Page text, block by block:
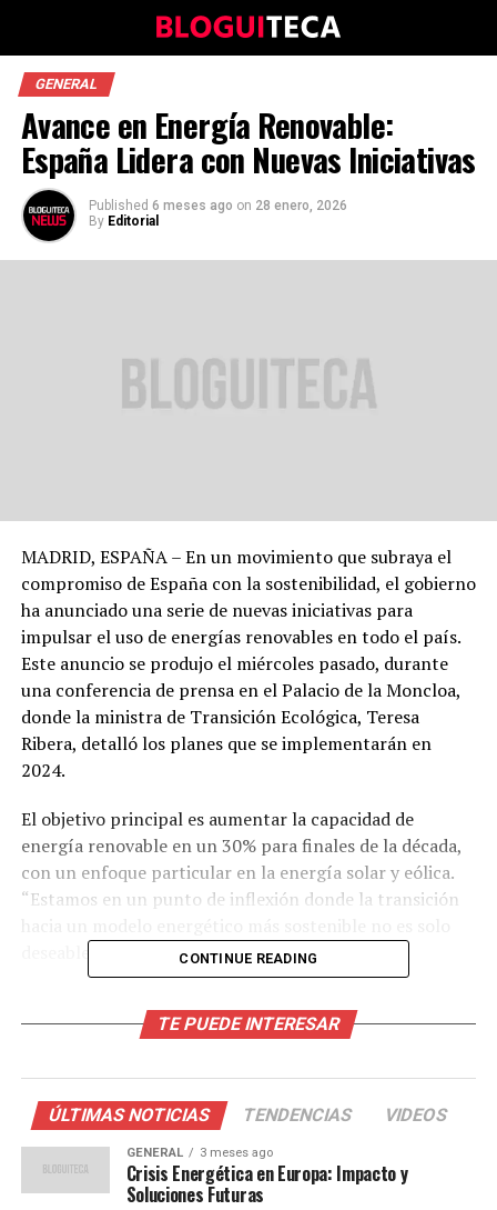
GENERAL
Avance en Energía Renovable:
España Lidera con Nuevas Iniciativas
Published 6 meses ago on 28 enero, 2026
By Editorial
MADRID, ESPAÑA – En un movimiento que subraya el
compromiso de España con la sostenibilidad, el gobierno
ha anunciado una serie de nuevas iniciativas para
impulsar el uso de energías renovables en todo el país.
Este anuncio se produjo el miércoles pasado, durante
una conferencia de prensa en el Palacio de la Moncloa,
donde la ministra de Transición Ecológica, Teresa
Ribera, detalló los planes que se implementarán en
2024.
El objetivo principal es aumentar la capacidad de
energía renovable en un 30% para finales de la década,
con un enfoque particular en la energía solar y eólica.
“Estamos en un punto de inflexión donde la transición
deseable, sino imperativa”, afirmó Ribera.
Contexto y Antecedentes
energía renovable en Europa, gracias a su abundante sol
y viento. En 2020, las energías renovables
representaron el 43,6% de la producción total de
electricidad del país, un récord que se espera superar
con estas nuevas medidas.
CONTINUE READING
TE PUEDE INTERESAR
ÚLTIMAS NOTICIAS TENDENCIAS VIDEOS
GENERAL 3 meses ago
Crisis Energética en Europa: Impacto y
Soluciones Futuras